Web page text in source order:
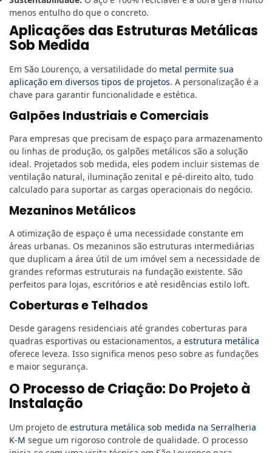
menos entulho do que o concreto.
Aplicações das Estruturas Metálicas
Sob Medida
Em São Lourenço, a versatilidade do metal permite sua
aplicação em diversos tipos de projetos. A personalização é a
chave para garantir funcionalidade e estética.
Galpões Industriais e Comerciais
Para empresas que precisam de espaço para armazenamento
ou linhas de produção, os galpões metálicos são a solução
ideal. Projetados sob medida, eles podem incluir sistemas de
ventilação natural, iluminação zenital e pé-direito alto, tudo
calculado para suportar as cargas operacionais do negócio.
Mezaninos Metálicos
A otimização de espaço é uma necessidade constante em
áreas urbanas. Os mezaninos são estruturas intermediárias
que duplicam a área útil de um imóvel sem a necessidade de
grandes reformas estruturais na fundação existente. São
perfeitos para lojas, escritórios e até residências estilo loft.
Coberturas e Telhados
Desde garagens residenciais até grandes coberturas para
quadras esportivas ou estacionamentos, a estrutura metálica
oferece leveza. Isso significa menos peso sobre as fundações
e maior segurança.
O Processo de Criação: Do Projeto à
Instalação
Um projeto de estrutura metálica sob medida na Serralheria
K-M segue um rigoroso controle de qualidade. O processo